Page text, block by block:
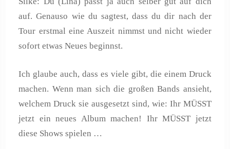
auf. Genauso wie du sagtest, dass du dir nach der
Tour erstmal eine Auszeit nimmst und nicht wieder
sofort etwas Neues beginnst.
Ich glaube auch, dass es viele gibt, die einem Druck
machen. Wenn man sich die großen Bands ansieht,
welchem Druck sie ausgesetzt sind, wie: Ihr MÜSST
jetzt ein neues Album machen! Ihr MÜSST jetzt
diese Shows spielen …